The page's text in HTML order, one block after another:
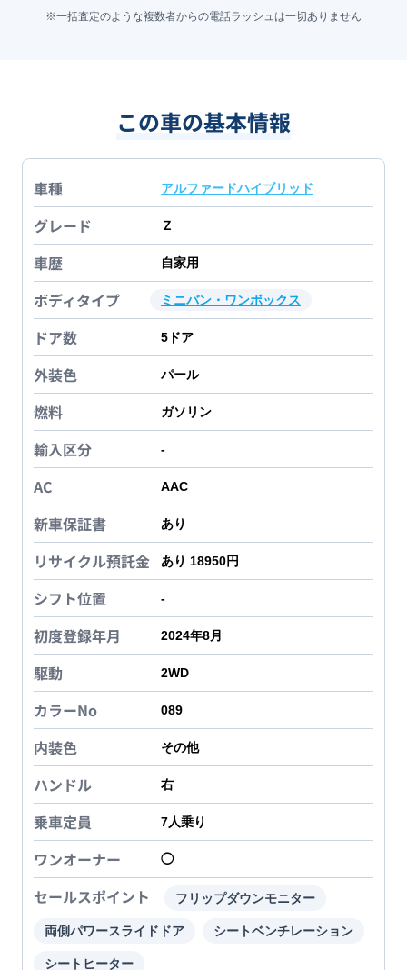
※一括査定のような複数者からの電話ラッシュは一切ありません
この車の基本情報
車種 アルファードハイブリッド
グレード Ｚ
車歴 自家用
ボディタイプ ミニバン・ワンボックス
ドア数 5 ドア
外装色 パール
燃料 ガソリン
輸入区分 -
AC AAC
新車保証書 あり
リサイクル預託金 あり 18950円
シフト位置 -
初度登録年月 2024年8月
駆動 2WD
カラーNo 089
内装色 その他
ハンドル 右
乗車定員 7人乗り
ワンオーナー ◯
セールスポイント フリップダウンモニター
両側パワースライドドア シートベンチレーション
シートヒーター